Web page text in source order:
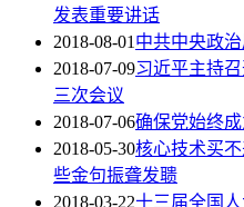
发表重要讲话
2018-08-01中共中央政
2018-07-09习近平主持
三次会议
2018-07-06确保党始终
2018-05-30核心技术买
些金句振聋发聩
2018-03-22十三届全国